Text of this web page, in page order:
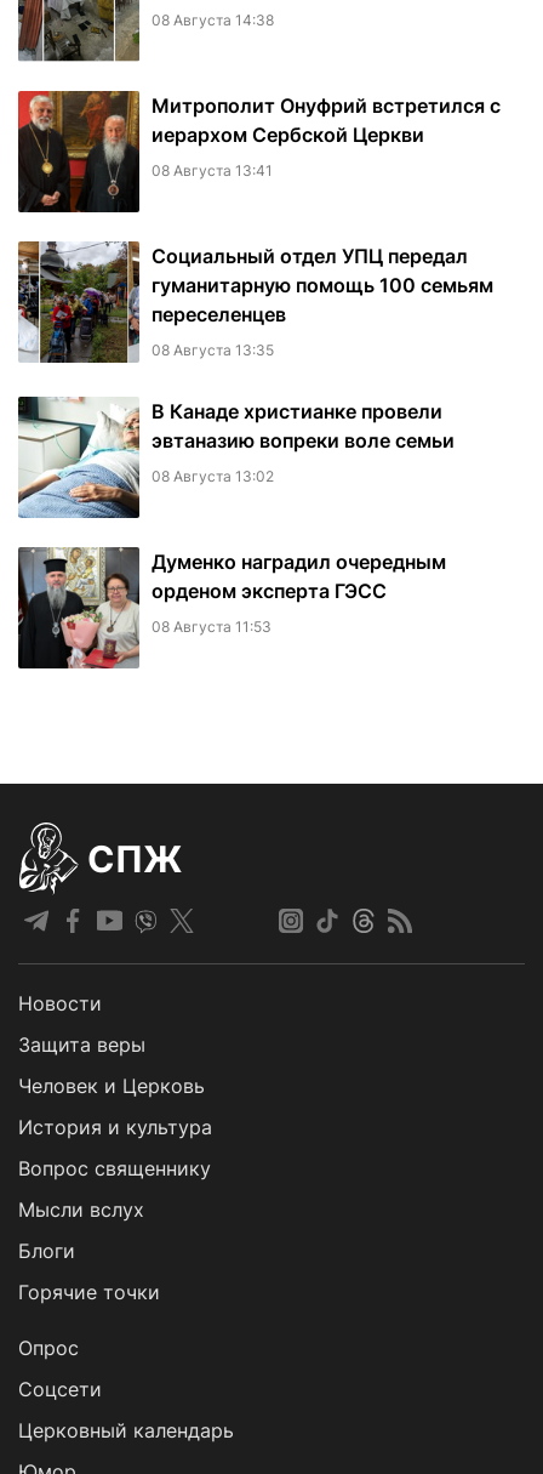
08 Августа 14:38
Митрополит Онуфрий встретился с
иерархом Сербской Церкви
08 Августа 13:41
Социальный отдел УПЦ передал
гуманитарную помощь 100 семьям
переселенцев
08 Августа 13:35
В Канаде христианке провели
эвтаназию вопреки воле семьи
08 Августа 13:02
Думенко наградил очередным
орденом эксперта ГЭСС
08 Августа 11:53
СПЖ
Новости
Защита веры
Человек и Церковь
История и культура
Вопрос священнику
Мысли вслух
Блоги
Горячие точки
Опрос
Cоцсети
Церковный календарь